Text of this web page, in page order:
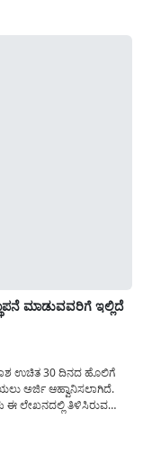
ಮಾಡುವವರಿಗೆ ಇಲ್ಲಿದೆ
ಉಚಿತ 30 ದಿನದ ಹೊಲಿಗೆ
ಅರ್ಜಿ ಆಹ್ವಾನಿಸಲಾಗಿದೆ.
ಈ ಲೇಖನದಲ್ಲಿ ತಿಳಿಸಿರುವ